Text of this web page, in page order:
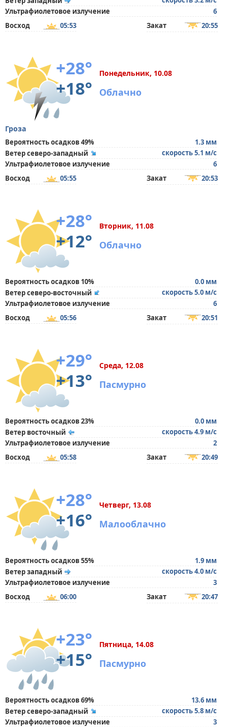
Ультрафиолетовое излучение
6
Восход
05:53 Закат 20:55
+28°
+18°
Понедельник, 10.08
Облачно
Гроза
Вероятность осадков 49%
1.3 мм
Ветер северо-западный
скорость 5.1 м/с
Ультрафиолетовое излучение
6
Восход
05:55 Закат 20:53
+28°
+12°
Вторник, 11.08
Облачно
Вероятность осадков 10%
0.0 мм
Ветер северо-восточный
скорость 5.0 м/с
Ультрафиолетовое излучение
6
Восход
05:56 Закат 20:51
+29°
+13°
Среда, 12.08
Пасмурно
Вероятность осадков 23%
0.0 мм
Ветер восточный
скорость 4.9 м/с
Ультрафиолетовое излучение
2
Восход
05:58 Закат 20:49
+28°
+16°
Четверг, 13.08
Малооблачно
Вероятность осадков 55%
1.9 мм
Ветер западный
скорость 4.0 м/с
Ультрафиолетовое излучение
3
Восход
06:00 Закат 20:47
+23°
+15°
Пятница, 14.08
Пасмурно
Вероятность осадков 69%
13.6 мм
Ветер северо-западный
скорость 5.8 м/с
Ультрафиолетовое излучение
3